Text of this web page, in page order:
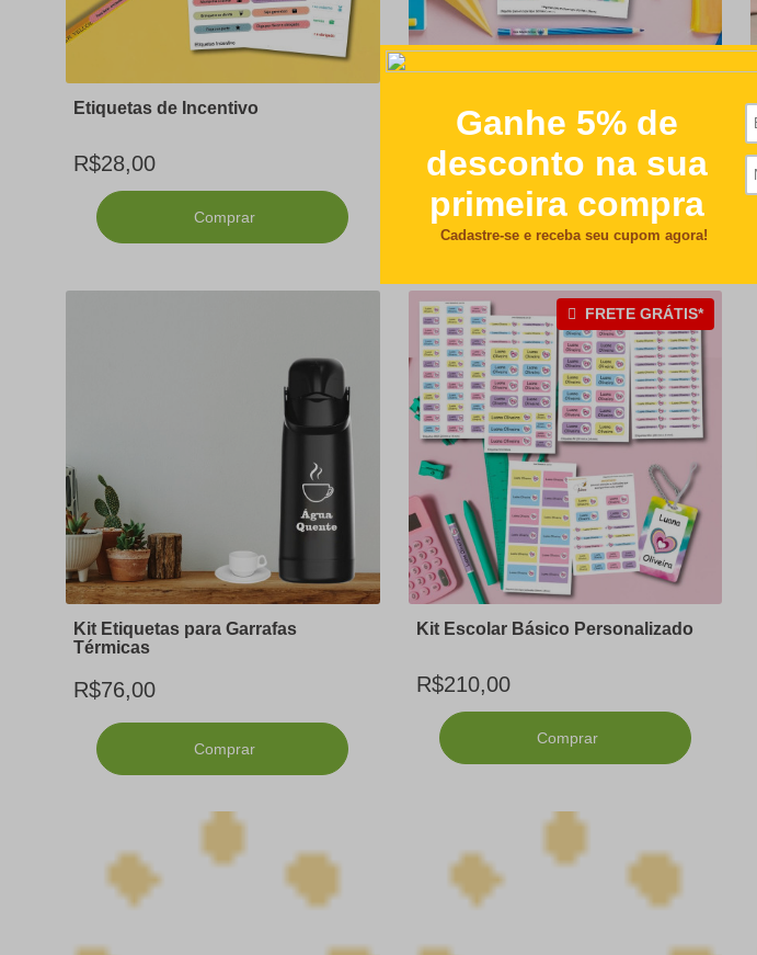
Etiquetas de Incentivo
R$28,00
Comprar
Etiquetas Personalizadas para
Encapar Lápis
R$52,00
Comprar
Kit Etiquetas para Garrafas
Térmicas
R$76,00
Comprar
FRETE GRÁTIS*
Kit Escolar Básico Personalizado
R$210,00
Comprar